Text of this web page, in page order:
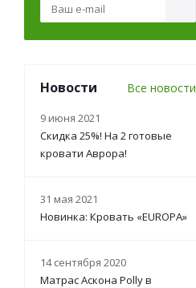
Новости Все новости
9 июня 2021
Скидка 25%! На 2 готовые
кровати Аврора!
31 мая 2021
Новинка: Кровать «EUROPA»
14 сентября 2020
Матрас Аскона Polly в